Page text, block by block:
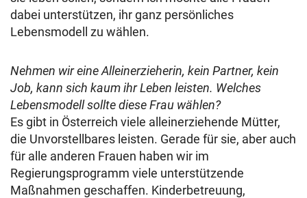
dabei unterstützen, ihr ganz persönliches
Lebensmodell zu wählen.
Nehmen wir eine Alleinerzieherin, kein Partner, kein
Job, kann sich kaum ihr Leben leisten. Welches
Lebensmodell sollte diese Frau wählen?
Es gibt in Österreich viele alleinerziehende Mütter,
die Unvorstellbares leisten. Gerade für sie, aber auch
für alle anderen Frauen haben wir im
Regierungsprogramm viele unterstützende
Maßnahmen geschaffen. Kinderbetreuung,